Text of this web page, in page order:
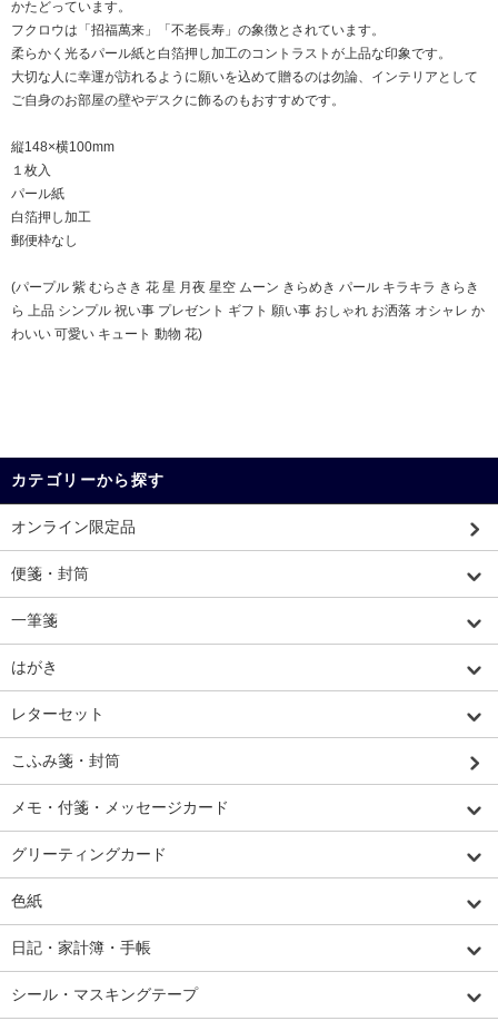
かたどっています。
フクロウは「招福萬来」「不老長寿」の象徴とされています。
柔らかく光るパール紙と白箔押し加工のコントラストが上品な印象です。
大切な人に幸運が訪れるように願いを込めて贈るのは勿論、インテリアとして
ご自身のお部屋の壁やデスクに飾るのもおすすめです。
縦148×横100mm
１枚入
パール紙
白箔押し加工
郵便枠なし
(パープル 紫 むらさき 花 星 月夜 星空 ムーン きらめき パール キラキラ きらき
ら 上品 シンプル 祝い事 プレゼント ギフト 願い事 おしゃれ お洒落 オシャレ か
わいい 可愛い キュート 動物 花)
カテゴリーから探す
オンライン限定品
便箋・封筒
一筆箋
はがき
レターセット
こふみ箋・封筒
メモ・付箋・メッセージカード
グリーティングカード
色紙
日記・家計簿・手帳
シール・マスキングテープ